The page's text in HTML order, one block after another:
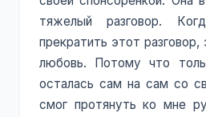
тяжелый разговор.
прекратить этот
любовь. Потому что
осталась сам на сам со
смог протянуть ко мне